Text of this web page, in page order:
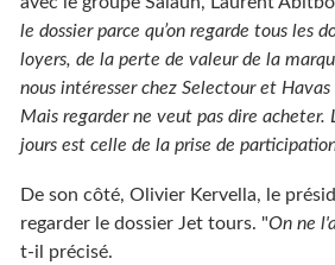
le dossier parce qu’on regarde tous les
loyers, de la perte de valeur de la
nous intéresser chez Selectour et
Mais regarder ne veut pas dire acheter.
jours est celle de la prise de
De son côté, Olivier Kervella, le
regarder le dossier Jet tours. "On ne
t-il précisé.